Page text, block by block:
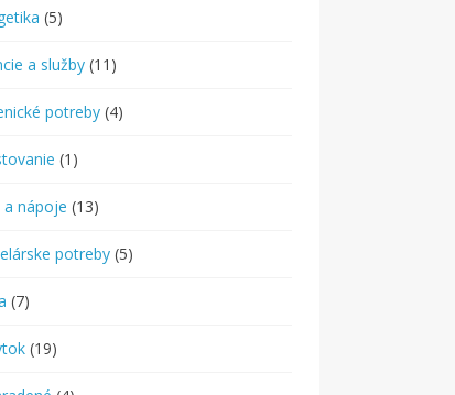
(5)
a služby (11)
potreby (4)
(1)
a nápoje (13)
potreby (5)
(7)
(19)